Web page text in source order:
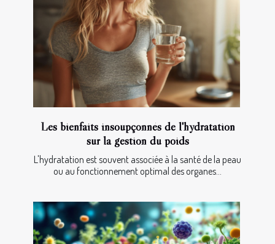
Les bienfaits insoupçonnés de l'hydratation
sur la gestion du poids
L'hydratation est souvent associée à la santé de la peau
ou au fonctionnement optimal des organes...